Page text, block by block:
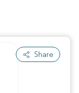
Share